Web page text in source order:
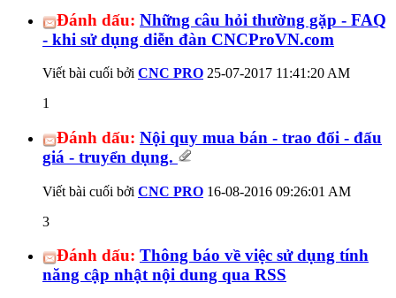
Đánh dấu: Những câu hỏi thường gặp - FAQ
- khi sử dụng diễn đàn CNCProVN.com
Viết bài cuối bởi CNC PRO 25-07-2017 11:41:20 AM
1
Đánh dấu: Nội quy mua bán - trao đổi - đấu
giá - truyển dụng.
Viết bài cuối bởi CNC PRO 16-08-2016 09:26:01 AM
3
Đánh dấu: Thông báo về việc sử dụng tính
năng cập nhật nội dung qua RSS